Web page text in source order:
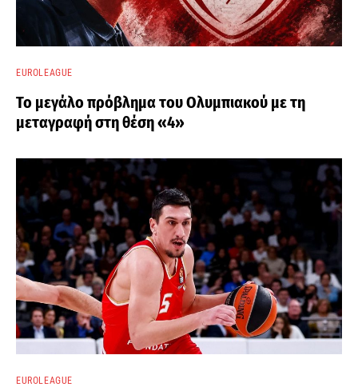
EUROLEAGUE
Το μεγάλο πρόβλημα του Ολυμπιακού με τη
μεταγραφή στη θέση «4»
EUROLEAGUE